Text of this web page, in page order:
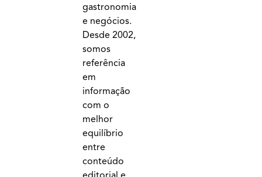
gastronomia
e negócios.
Desde 2002,
somos
referência
em
informação
com o
melhor
equilíbrio
entre
conteúdo